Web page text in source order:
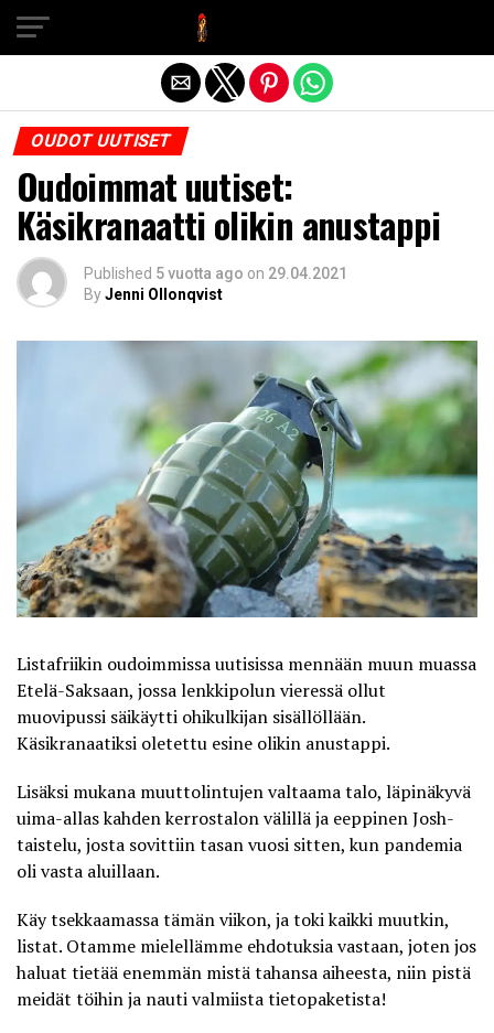
OUDOT UUTISET
Oudoimmat uutiset:
Käsikranaatti olikin anustappi
Published 5 vuotta ago on 29.04.2021
ByJenni Ollonqvist
Listafriikin oudoimmissa uutisissa mennään muun muassa
Etelä-Saksaan, jossa lenkkipolun vieressä ollut
muovipussi säikäytti ohikulkijan sisällöllään.
Käsikranaatiksi oletettu esine olikin anustappi.
Lisäksi mukana muuttolintujen valtaama talo, läpinäkyvä
uima-allas kahden kerrostalon välillä ja eeppinen Josh-
taistelu, josta sovittiin tasan vuosi sitten, kun pandemia
oli vasta aluillaan.
Käy tsekkaamassa tämän viikon, ja toki kaikki muutkin,
listat. Otamme mielellämme ehdotuksia vastaan, joten jos
haluat tietää enemmän mistä tahansa aiheesta, niin pistä
meidät töihin ja nauti valmiista tietopaketista!
Exit mobile version